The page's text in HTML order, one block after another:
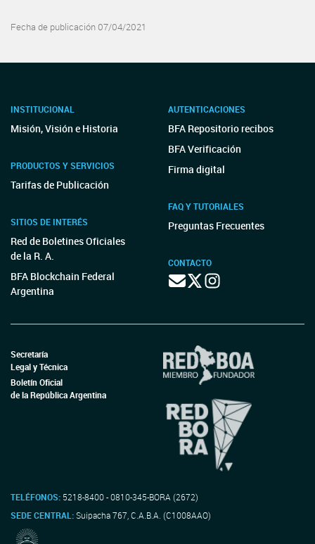
Fecha de publicación 07/04/2021
INSTITUCIONAL
Misión, Visión e Historia
PRODUCTOS Y SERVICIOS
Tarifas de Publicación
SITIOS DE INTERÉS
Red de Boletines Oficiales
de la R. A.
BFA Blockchain Federal
Argentina
AUTENTICACIONES
BFA Repositorio recibos
BFA Verificación
Firma digital
FAQ Y TUTORIALES
Preguntas Frecuentes
CONTACTO
Secretaría
Legal y Técnica
Boletín Oficial
de la República Argentina
TELÉFONOS: 5218-8400 - 0810-345-BORA (2672)
SEDE CENTRAL:Suipacha 767, C.A.B.A. (C1008AAO)